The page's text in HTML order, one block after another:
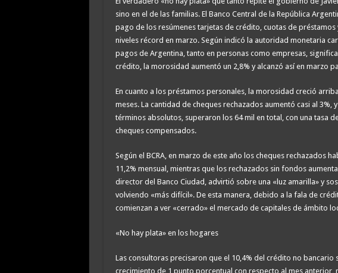
sino en el de las familias. El Banco Central de la República
pago de los resúmenes tarjetas de crédito, cuotas de
niveles récord en marzo. Según indicó la autoridad monetaria
pagos de Argentina, tanto en personas como empresas,
crédito, la morosidad aumentó un 2,8% y alcanzó así en marzo
En cuanto a los préstamos personales, la morosidad creció
meses. La cantidad de cheques rechazados aumentó casi al 3%,
términos absolutos, superaron los 64 mil en total, con una tasa
cheques compensados.
Según el BCRA, en marzo de este año los cheques rechazados
11,2% mensual, mientras que los rechazados sin fondos
director del Banco Ciudad, advirtió sobre una «luz amarilla» y
volviendo «más difícil». De esta manera, debido a la fala de
comienzan a ver «cerrado» el mercado de capitales de ámbito
«No hay plata» en los hogares
Las consultoras precisaron que el 10,4% del crédito no bancario
crecimiento de 1 punto porcentual con respecto al mes anterior,